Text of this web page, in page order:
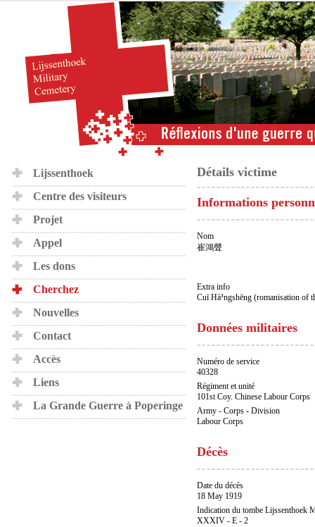
Lijssenthoek
Centre des visiteurs
Projet
Appel
Les dons
Cherchez
Nouvelles
Contact
Accès
Liens
La Grande Guerre à Poperinge
Détails victime
Informations
Nom
崔鴻聲
Extra info
Cuī Hà³ngshēng (romanisation of
Données militaires
Numéro de service
40328
Régiment et unité
101st Coy. Chinese Labour Corps
Army - Corps - Division
Labour Corps
Décès
Date du décès
18 May 1919
Indication du tombe Lijssenthoek
XXXIV - E - 2